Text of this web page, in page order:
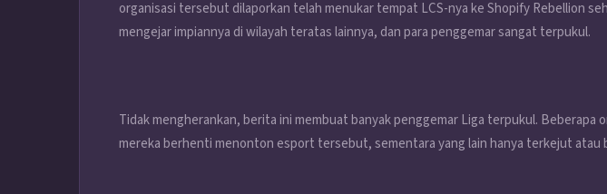
organisasi tersebut dilaporkan telah menukar tempat LCS-nya ke Shopify Rebellion
mengejar impiannya di wilayah teratas lainnya, dan para penggemar sangat terpukul.
Tidak mengherankan, berita ini membuat banyak penggemar Liga terpukul. Beberapa
mereka berhenti menonton esport tersebut, sementara yang lain hanya terkejut atau